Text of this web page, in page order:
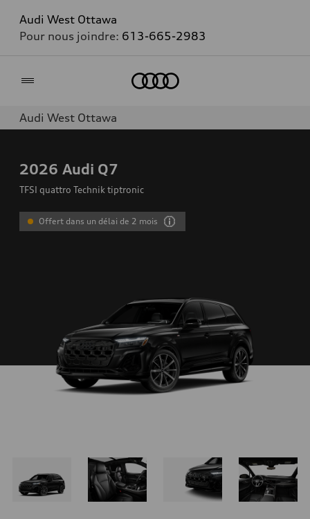
Audi West Ottawa
Pour nous joindre: 613-665-2983
Audi West Ottawa
2026 Audi Q7
TFSI quattro Technik tiptronic
Offert dans un délai de 2 mois